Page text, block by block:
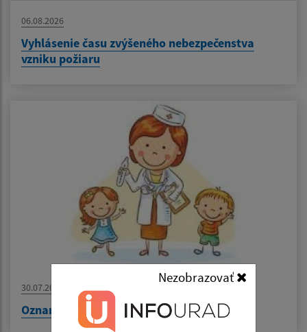
Nezobrazovať
06.08.2026
Vyhlásenie času zvýšeného nebezpečenstva
vzniku požiaru
30.07.2026
Oznam - MUDr. Pirická